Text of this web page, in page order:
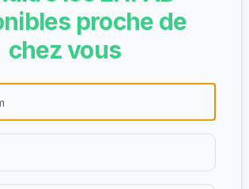
(3.9/4 - excellent), cadre
points forts de
mieux notés.
l'hébergement
d'offres permet de
de leurs familles, que ce
proche de
chez vous